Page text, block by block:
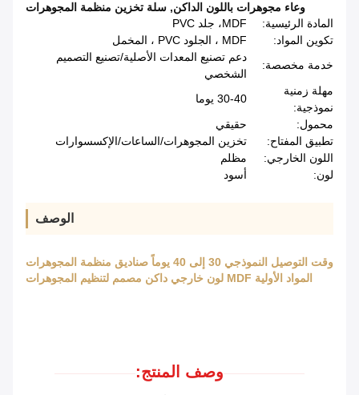
وعاء مجوهرات باللون الداكن, سلة تخزين منظمة المجوهرات
المادة الرئيسية:
MDF، جلد PVC
تكوين المواد:
MDF ، الجلود PVC ، المخمل
خدمة مخصصة:
دعم تصنيع المعدات الأصلية/تصنيع التصميم
الشخصي
مهلة زمنية
نموذجية:
30-40 يوما
محمول:
حقيقي
تطبيق المفتاح:
تخزين المجوهرات/الساعات/الإكسسوارات
اللون الخارجي:
مظلم
لون:
أسود
الوصف
وقت التوصيل النموذجي 30 إلى 40 يوماً صناديق منظمة المجوهرات
المواد الأولية MDF لون خارجي داكن مصمم لتنظيم المجوهرات
وصف المنتج: